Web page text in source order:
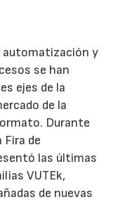
automatización y
se han
ejes de la
de la
Durante
Fira de
las últimas
VUTEk,
de nuevas